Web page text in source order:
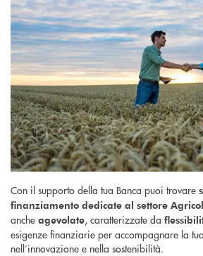
Con il supporto della tua Banca puoi trovare
finanziamento dedicate al settore
anche agevolate, caratterizzate da
esigenze finanziarie per accompagnare la
nell’innovazione e nella sostenibilità.